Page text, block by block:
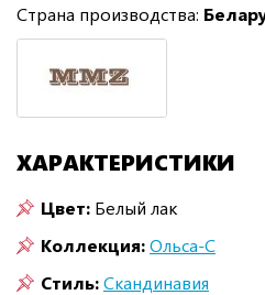
Страна производства:
ХАРАКТЕРИСТИКИ
Цвет: Белый лак
Коллекция:Ольса-С
Стиль:Скандинавия